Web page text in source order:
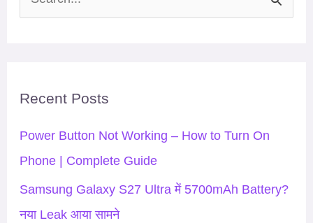
c
h
f
Recent Posts
Power Button Not Working – How to Turn On
Phone | Complete Guide
Samsung Galaxy S27 Ultra में 5700mAh Battery?
नया Leak आया सामने